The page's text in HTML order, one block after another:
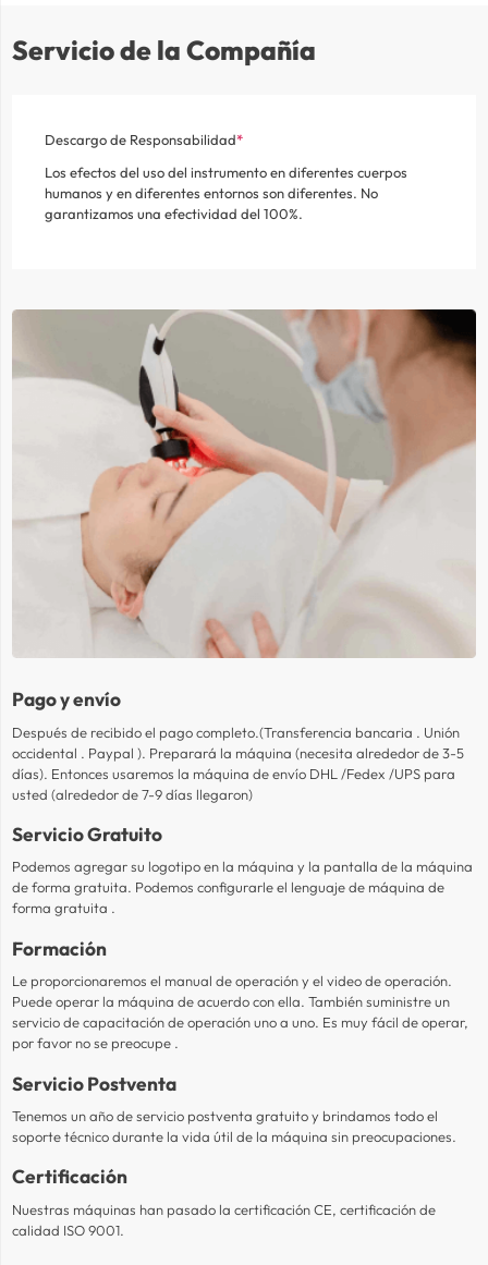
Servicio de la Compañía
Descargo de Responsabilidad
Los efectos del uso del instrumento en diferentes cuerpos
humanos y en diferentes entornos son diferentes. No
garantizamos una efectividad del 100%.
Pago y envío
Después de recibido el pago completo.(Transferencia bancaria . Unión
occidental . Paypal ). Preparará la máquina (necesita alrededor de 3-5
días). Entonces usaremos la máquina de envío DHL /Fedex /UPS para
usted (alrededor de 7-9 días llegaron)
Servicio Gratuito
Podemos agregar su logotipo en la máquina y la pantalla de la máquina
de forma gratuita. Podemos configurarle el lenguaje de máquina de
forma gratuita .
Formación
Le proporcionaremos el manual de operación y el video de operación.
Puede operar la máquina de acuerdo con ella. También suministre un
servicio de capacitación de operación uno a uno. Es muy fácil de operar,
por favor no se preocupe .
Servicio Postventa
Tenemos un año de servicio postventa gratuito y brindamos todo el
soporte técnico durante la vida útil de la máquina sin preocupaciones.
Certificación
Nuestras máquinas han pasado la certificación CE, certificación de
calidad ISO 9001.